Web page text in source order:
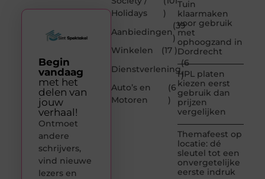
Holidays
)
Aanbiedingen
(39
)
Winkelen
(17 )
Dienstverlening
(6
)
Auto’s en
Motoren
(6
)
Tuin
klaarmaken
voor gebruik
met
ophoogzand in
Dordrecht
HPL platen
kiezen eerst
gebruik dan
prijzen
vergelijken
Themafeest op
locatie: dé
sleutel tot een
onvergetelijke
eerste indruk
Begin
vandaag
met het
delen van
jouw
verhaal!
Ontmoet
andere
schrijvers,
vind nieuwe
lezers en